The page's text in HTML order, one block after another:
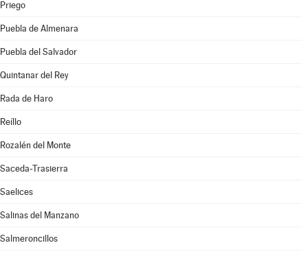
Priego
Puebla de Almenara
Puebla del Salvador
Quintanar del Rey
Rada de Haro
Reíllo
Rozalén del Monte
Saceda-Trasierra
Saelices
Salinas del Manzano
Salmeroncillos